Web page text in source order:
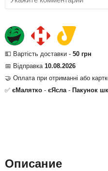
💵 Вартість доставки - 50 грн
📅 Відправка 10.08.2026
🤝 Оплата при отриманні або
✅ єМалятко - єЯсла- Пакунок
Описание